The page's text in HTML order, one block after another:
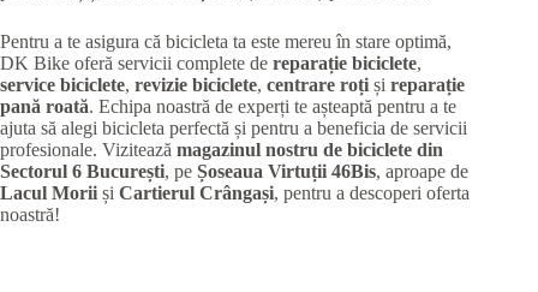
Pentru a te asigura că bicicleta ta este mereu în stare optimă,
DK Bike oferă servicii complete de reparație biciclete,
service biciclete, revizie biciclete, centrare roți și reparație
pană roată. Echipa noastră de experți te așteaptă pentru a te
ajuta să alegi bicicleta perfectă și pentru a beneficia de servicii
profesionale. Vizitează magazinul nostru de biciclete din
Sectorul 6 București, pe Șoseaua Virtuții 46Bis, aproape de
Lacul Morii și Cartierul Crângași, pentru a descoperi oferta
noastră!